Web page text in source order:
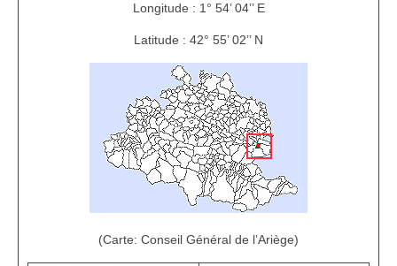
Dates ariégeoises
1302 à 1499
1505 à 1589
1595 à 1693
1701 à 1798
1800 à 1899
Longitude : 1° 54’ 04’’ E
Latitude : 42° 55’ 02’’ N
(Carte: Conseil Général de l’Ariège)